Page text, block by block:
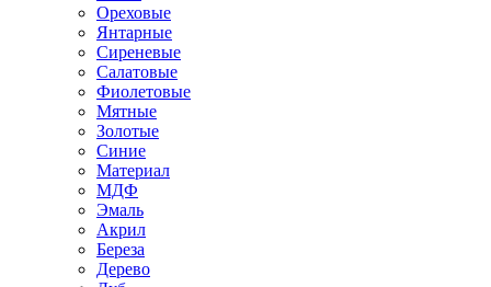
Ореховые
Янтарные
Сиреневые
Салатовые
Фиолетовые
Мятные
Золотые
Синие
Материал
МДФ
Эмаль
Акрил
Береза
Дерево